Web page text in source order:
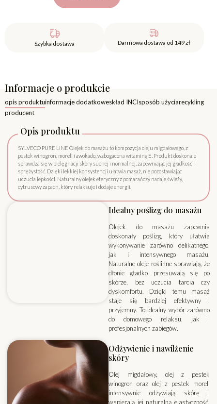
Szybka dostawa Darmowa dostawa od 149 zł
Informacje o produkcie
opis produktuinformacje dodatkoweskład INCIsposób użyciarecykling
producent
Opis produktu
SYLVECO PURE LINE Olejek do masażu to kompozycja oleju migdałowego, z
pestek winogron, moreli i awokado, wzbogacona witaminą E. Produkt doskonale
sprawdza się w pielęgnacji skóry suchej i normalnej, zapewniając jej gładkość i
sprężystość. Dzięki lekkiej konsystencji ułatwia masaż, nie pozostawiając
uczucia lepkości. Naturalny olejek eteryczny z pomarańczy nadaje świeży,
cytrusowy zapach, który relaksuje i dodaje energii.
Idealny poślizg do masażu
Olejek do masażu zapewnia
doskonały poślizg, który ułatwia
wykonywanie zarówno delikatnego,
jak i intensywnego masażu.
Naturalne oleje roślinne sprawiają, że
dłonie gładko przesuwają się po
skórze, bez uczucia tarcia czy
dyskomfortu. Dzięki temu masaż
staje się bardziej efektywny i
przyjemny. To idealny wybór zarówno
do domowego relaksu, jak i
profesjonalnych zabiegów.
Odżywienie i nawilżenie
skóry
Olej migdałowy, olej z pestek
winogron oraz olej z pestek moreli
intensywnie odżywiają skórę i
wspierają jej naturalną elastyczność.